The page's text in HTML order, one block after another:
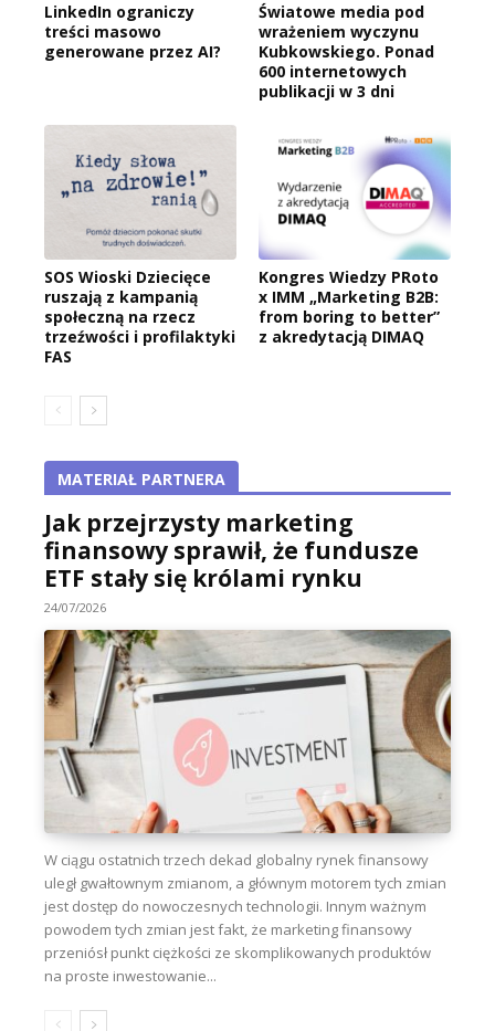
LinkedIn ograniczy
treści masowo
generowane przez AI?
Światowe media pod
wrażeniem wyczynu
Kubkowskiego. Ponad
600 internetowych
publikacji w 3 dni
SOS Wioski Dziecięce
ruszają z kampanią
społeczną na rzecz
trzeźwości i profilaktyki
FAS
Kongres Wiedzy PRoto
x IMM „Marketing B2B:
from boring to better”
z akredytacją DIMAQ
MATERIAŁ PARTNERA
Jak przejrzysty marketing
finansowy sprawił, że fundusze
ETF stały się królami rynku
24/07/2026
W ciągu ostatnich trzech dekad globalny rynek finansowy
uległ gwałtownym zmianom, a głównym motorem tych zmian
jest dostęp do nowoczesnych technologii. Innym ważnym
powodem tych zmian jest fakt, że marketing finansowy
przeniósł punkt ciężkości ze skomplikowanych produktów
na proste inwestowanie...